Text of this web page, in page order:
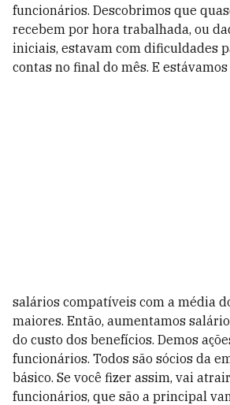
funcionários. Descobrimos que
recebem por hora trabalhada, ou
iniciais, estavam com dificuldades
contas no final do mês. E
salários compatíveis com a média
maiores. Então, aumentamos
do custo dos benefícios. Demos
funcionários. Todos são sócios da
básico. Se você fizer assim, vai
funcionários, que são a principal